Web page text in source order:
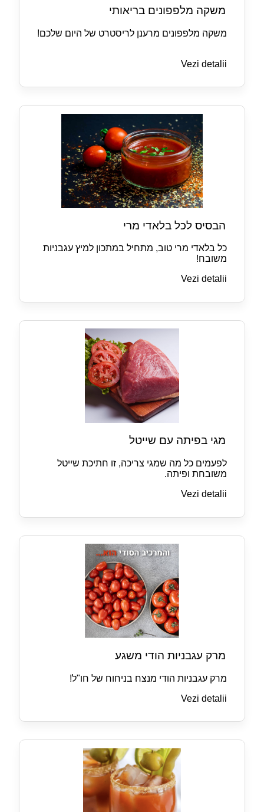
משקה מלפפונים בריאותי
משקה מלפפונים מרענן לריסטרט של היום שלכם!
Vezi detalii
הבסיס לכל בלאדי מרי
כל בלאדי מרי טוב, מתחיל במתכון למיץ עגבניות
משובח!
Vezi detalii
מגי בפיתה עם שייטל
לפעמים כל מה שמגי צריכה, זו חתיכת שייטל
משובחת ופיתה.
Vezi detalii
מרק עגבניות הודי משגע
מרק עגבניות הודי מנצח בניחוח של חו"ל!
Vezi detalii